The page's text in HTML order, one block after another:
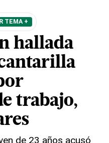
TEMA +
hallada
trabajo,
de 23 años acusó